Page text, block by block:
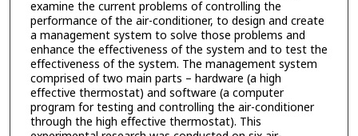
examine the current problems of controlling the
performance of the air-conditioner, to design and create
a management system to solve those problems and
enhance the effectiveness of the system and to test the
effectiveness of the system. The management system
comprised of two main parts – hardware (a high
effective thermostat) and software (a computer
program for testing and controlling the air-conditioner
through the high effective thermostat). This